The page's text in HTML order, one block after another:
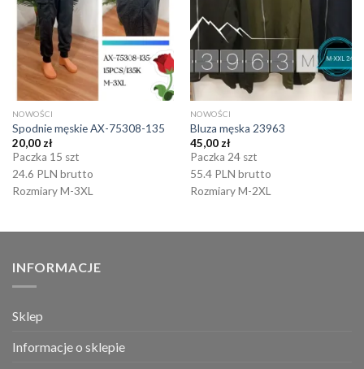
NOWOŚCI
Spodnie męskie AX-75308-135
20,00 zł
Paczka 15 szt
24.6 PLN brutto
Rozmiary M-3XL
NOWOŚCI
Bluza męska 23963
45,00 zł
Paczka 24 szt
55.4 PLN brutto
Rozmiary M-2XL
INFORMACJE
Sklep
Informacje o sklepie